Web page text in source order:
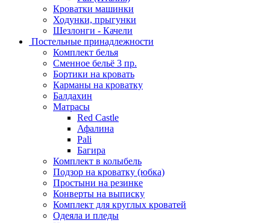
Кроватки машинки
Ходунки, прыгунки
Шезлонги - Качели
Постельные принадлежности
Комплект белья
Сменное бельё 3 пр.
Бортики на кровать
Карманы на кроватку
Балдахин
Матрасы
Red Castle
Афалина
Pali
Багира
Комплект в колыбель
Подзор на кроватку (юбка)
Простыни на резинке
Конверты на выписку
Комплект для круглых кроватей
Одеяла и пледы